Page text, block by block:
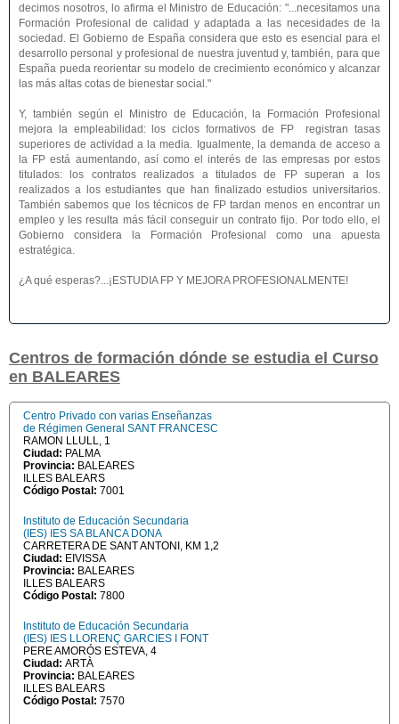
decimos nosotros, lo afirma el Ministro de Educación: "...necesitamos una
Formación Profesional de calidad y adaptada a las necesidades de la
sociedad. El Gobierno de España considera que esto es esencial para el
desarrollo personal y profesional de nuestra juventud y, también, para que
España pueda reorientar su modelo de crecimiento económico y alcanzar
las más altas cotas de bienestar social."
Y, también según el Ministro de Educación, la Formación Profesional
mejora la empleabilidad: los ciclos formativos de FP registran tasas
superiores de actividad a la media. Igualmente, la demanda de acceso a
la FP está aumentando, así como el interés de las empresas por estos
titulados: los contratos realizados a titulados de FP superan a los
realizados a los estudiantes que han finalizado estudios universitarios.
También sabemos que los técnicos de FP tardan menos en encontrar un
empleo y les resulta más fácil conseguir un contrato fijo. Por todo ello, el
Gobierno considera la Formación Profesional como una apuesta
estratégica.
¿A qué esperas?...¡ESTUDIA FP Y MEJORA PROFESIONALMENTE!
Centros de formación dónde se estudia el Curso
en BALEARES
Centro Privado con varias Enseñanzas
de Régimen General SANT FRANCESC
RAMON LLULL, 1
Ciudad: PALMA
Provincia: BALEARES
ILLES BALEARS
Código Postal: 7001
Instituto de Educación Secundaria
(IES) IES SA BLANCA DONA
CARRETERA DE SANT ANTONI, KM 1,2
Ciudad: EIVISSA
Provincia: BALEARES
ILLES BALEARS
Código Postal: 7800
Instituto de Educación Secundaria
(IES) IES LLORENÇ GARCIES I FONT
PERE AMORÓS ESTEVA, 4
Ciudad: ARTÀ
Provincia: BALEARES
ILLES BALEARS
Código Postal: 7570